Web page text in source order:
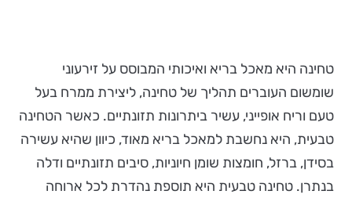
טחינה היא מאכל בריא ואיכותי המבוסס על זירעוני
שומשום העוברים תהליך של טחינה, ליצירת ממרח בעל
טעם וריח אופייני, עשיר ביתרונות תזונתיים. כאשר הטחינה
טבעית, היא נחשבת למאכל בריא מאוד, כיוון שהיא עשירה
בסידן, ברזל, חומצות שומן חיוניות, סיבים תזונתיים ודלה
בנתרן. טחינה טבעית היא תוספת נהדרת לכל ארוחה